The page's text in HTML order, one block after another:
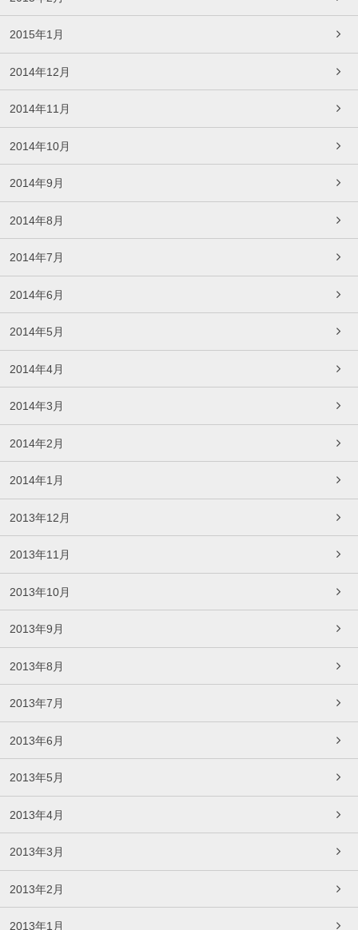
2015年1月
2014年12月
2014年11月
2014年10月
2014年9月
2014年8月
2014年7月
2014年6月
2014年5月
2014年4月
2014年3月
2014年2月
2014年1月
2013年12月
2013年11月
2013年10月
2013年9月
2013年8月
2013年7月
2013年6月
2013年5月
2013年4月
2013年3月
2013年2月
2013年1月